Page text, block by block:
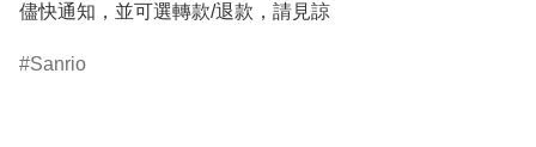
儘快通知，並可選轉款/退款，請見諒
Sanrio